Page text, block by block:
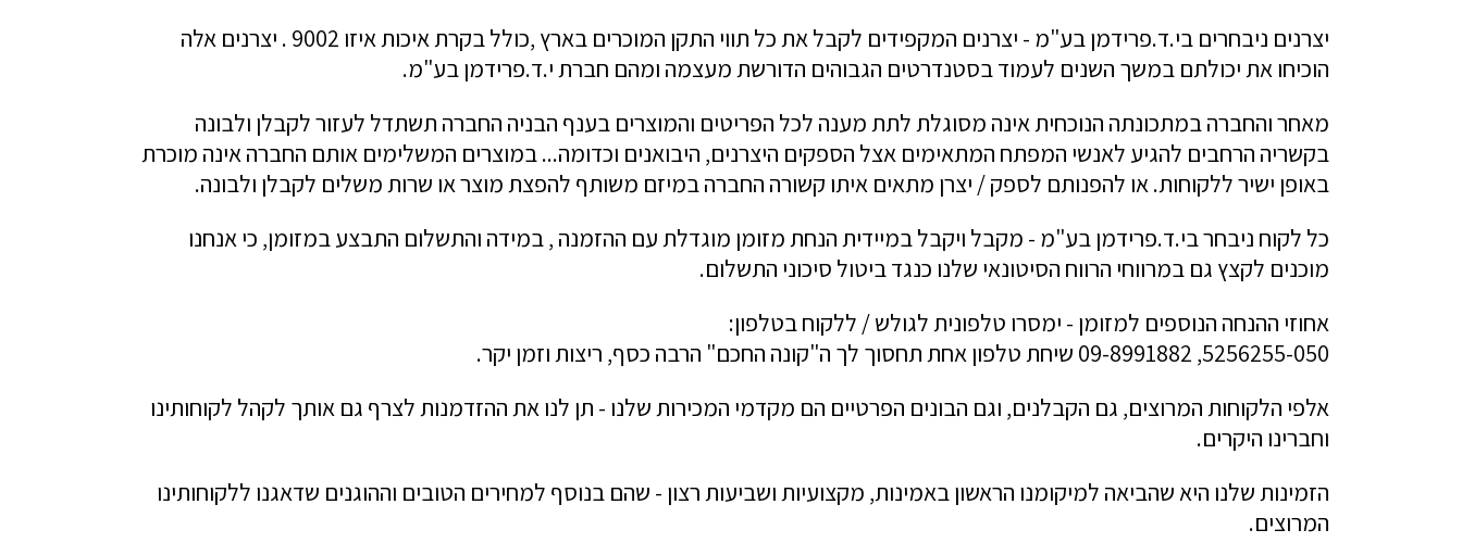
יצרנים ניבחרים בי.ד.פרידמן בע"מ - יצרנים המקפידים לקבל את כל תווי התקן המוכרים בארץ ,כולל בקרת איכות איזו 9002 . יצרנים אלה
הוכיחו את יכולתם במשך השנים לעמוד בסטנדרטים הגבוהים הדורשת מעצמה ומהם חברת י.ד.פרידמן בע"מ.
מאחר והחברה במתכונתה הנוכחית אינה מסוגלת לתת מענה לכל הפריטים והמוצרים בענף הבניה החברה תשתדל לעזור לקבלן ולבונה
בקשריה הרחבים להגיע לאנשי המפתח המתאימים אצל הספקים היצרנים, היבואנים וכדומה... במוצרים המשלימים אותם החברה אינה מוכרת
באופן ישיר ללקוחות. או להפנותם לספק / יצרן מתאים איתו קשורה החברה במיזם משותף להפצת מוצר או שרות משלים לקבלן ולבונה.
כל לקוח ניבחר בי.ד.פרידמן בע"מ - מקבל ויקבל במיידית הנחת מזומן מוגדלת עם ההזמנה , במידה והתשלום התבצע במזומן, כי אנחנו
מוכנים לקצץ גם במרווחי הרווח הסיטונאי שלנו כנגד ביטול סיכוני התשלום.
אחוזי ההנחה הנוספים למזומן - ימסרו טלפונית לגולש / ללקוח בטלפון:
5256255-050, 09-8991882 שיחת טלפון אחת תחסוך לך ה"קונה החכם" הרבה כסף, ריצות וזמן יקר.
אלפי הלקוחות המרוצים, גם הקבלנים, וגם הבונים הפרטיים הם מקדמי המכירות שלנו - תן לנו את ההזדמנות לצרף גם אותך לקהל לקוחותינו
וחברינו היקרים.
הזמינות שלנו היא שהביאה למיקומנו הראשון באמינות, מקצועיות ושביעות רצון - שהם בנוסף למחירים הטובים וההוגנים שדאגנו ללקוחותינו
המרוצים.